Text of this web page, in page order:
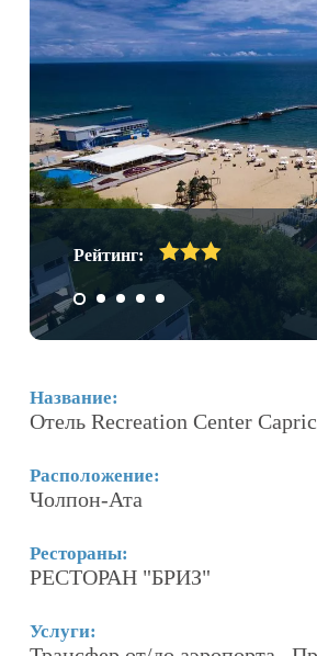
Рейтинг:
Название:
Отель Recreation Center
Расположение:
Чолпон-Ата
Рестораны:
РЕСТОРАН "БРИЗ"
Услуги: